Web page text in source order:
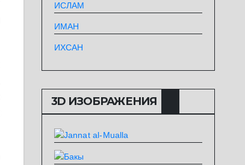
ИСЛАМ
ИМАН
ИХСАН
3D ИЗОБРАЖЕНИЯ